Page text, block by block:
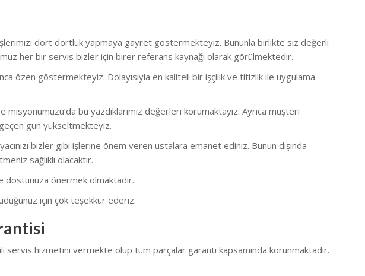
dört dörtlük yapmaya gayret göstermekteyiz. Bununla birlikte siz değerli
her bir servis bizler için birer referans kaynağı olarak görülmektedir.
özen göstermekteyiz. Dolayısıyla en kaliteli bir işçilik ve titizlik ile uygulama
bu yazdıklarımız değerleri korumaktayız. Ayrıca müşteri
gün yükseltmekteyiz.
bizler gibi işlerine önem veren ustalara emanet ediniz. Bunun dışında
sağlıklı olacaktır.
dostunuza önermek olmaktadır.
için çok teşekkür ederiz.
servis hizmetini vermekte olup tüm parçalar garanti kapsamında korunmaktadır.